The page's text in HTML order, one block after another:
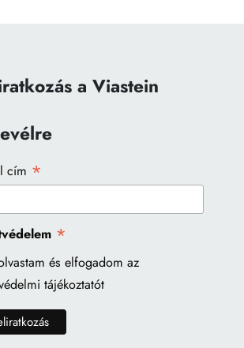
a Viastein
cím *
*
és elfogadom az
tájékoztatót